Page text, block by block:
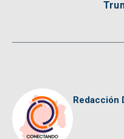
Redacción